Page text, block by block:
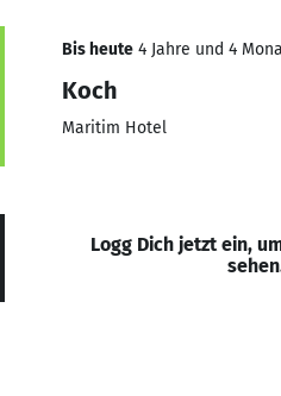
Bis heute 4 Jahre und 4
Koch
Maritim Hotel
Logg Dich jetzt ein,